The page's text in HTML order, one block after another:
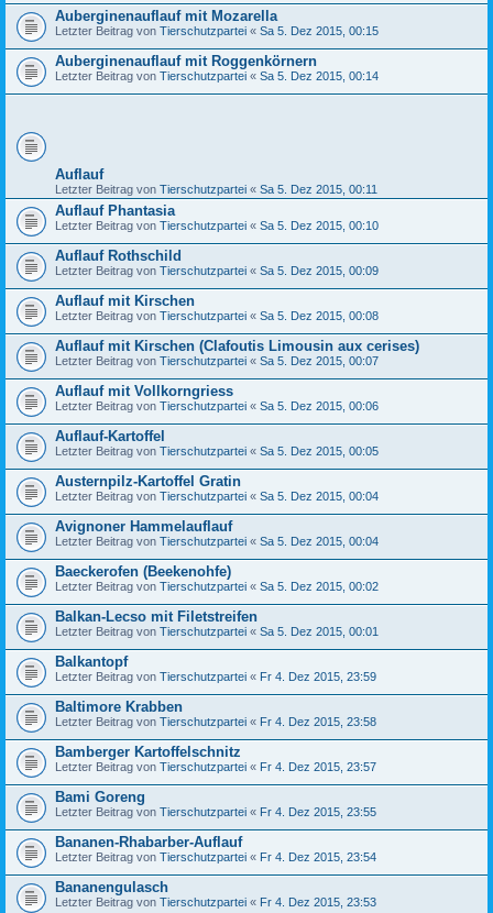
Auberginenauflauf mit Mozarella
Letzter Beitrag von Tierschutzpartei « Sa 5. Dez 2015, 00:15
Auberginenauflauf mit Roggenkörnern
Letzter Beitrag von Tierschutzpartei « Sa 5. Dez 2015, 00:14
Auflauf
Letzter Beitrag von Tierschutzpartei « Sa 5. Dez 2015, 00:11
Auflauf Phantasia
Letzter Beitrag von Tierschutzpartei « Sa 5. Dez 2015, 00:10
Auflauf Rothschild
Letzter Beitrag von Tierschutzpartei « Sa 5. Dez 2015, 00:09
Auflauf mit Kirschen
Letzter Beitrag von Tierschutzpartei « Sa 5. Dez 2015, 00:08
Auflauf mit Kirschen (Clafoutis Limousin aux cerises)
Letzter Beitrag von Tierschutzpartei « Sa 5. Dez 2015, 00:07
Auflauf mit Vollkorngriess
Letzter Beitrag von Tierschutzpartei « Sa 5. Dez 2015, 00:06
Auflauf-Kartoffel
Letzter Beitrag von Tierschutzpartei « Sa 5. Dez 2015, 00:05
Austernpilz-Kartoffel Gratin
Letzter Beitrag von Tierschutzpartei « Sa 5. Dez 2015, 00:04
Avignoner Hammelauflauf
Letzter Beitrag von Tierschutzpartei « Sa 5. Dez 2015, 00:04
Baeckerofen (Beekenohfe)
Letzter Beitrag von Tierschutzpartei « Sa 5. Dez 2015, 00:02
Balkan-Lecso mit Filetstreifen
Letzter Beitrag von Tierschutzpartei « Sa 5. Dez 2015, 00:01
Balkantopf
Letzter Beitrag von Tierschutzpartei « Fr 4. Dez 2015, 23:59
Baltimore Krabben
Letzter Beitrag von Tierschutzpartei « Fr 4. Dez 2015, 23:58
Bamberger Kartoffelschnitz
Letzter Beitrag von Tierschutzpartei « Fr 4. Dez 2015, 23:57
Bami Goreng
Letzter Beitrag von Tierschutzpartei « Fr 4. Dez 2015, 23:55
Bananen-Rhabarber-Auflauf
Letzter Beitrag von Tierschutzpartei « Fr 4. Dez 2015, 23:54
Bananengulasch
Letzter Beitrag von Tierschutzpartei « Fr 4. Dez 2015, 23:53